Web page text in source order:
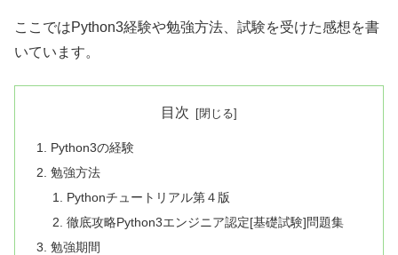
ここではPython3経験や勉強方法、試験を受けた感想を書
いています。
目次
Python3の経験
勉強方法
Pythonチュートリアル第４版
徹底攻略Python3エンジニア認定[基礎試験]問題集
勉強期間